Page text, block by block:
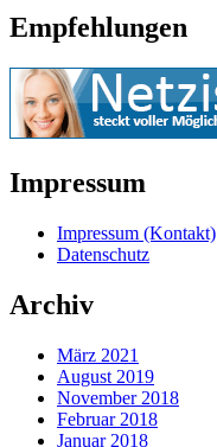
Empfehlungen
Impressum
Impressum (Kontakt)
Datenschutz
Archiv
März 2021
August 2019
November 2018
Februar 2018
Januar 2018